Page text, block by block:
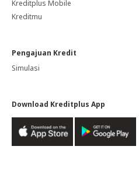
Kreditplus Mobile
Kreditmu
Pengajuan Kredit
Simulasi
Download Kreditplus App